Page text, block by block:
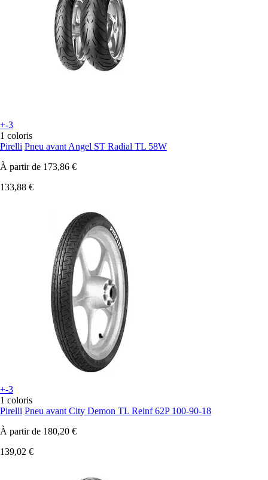
+-3
1 coloris
Pirelli Pneu avant Angel ST Radial TL 58W
À partir de 173,86 €
133,88 €
+-3
1 coloris
Pirelli Pneu avant City Demon TL Reinf 62P 100-90-18
À partir de 180,20 €
139,02 €